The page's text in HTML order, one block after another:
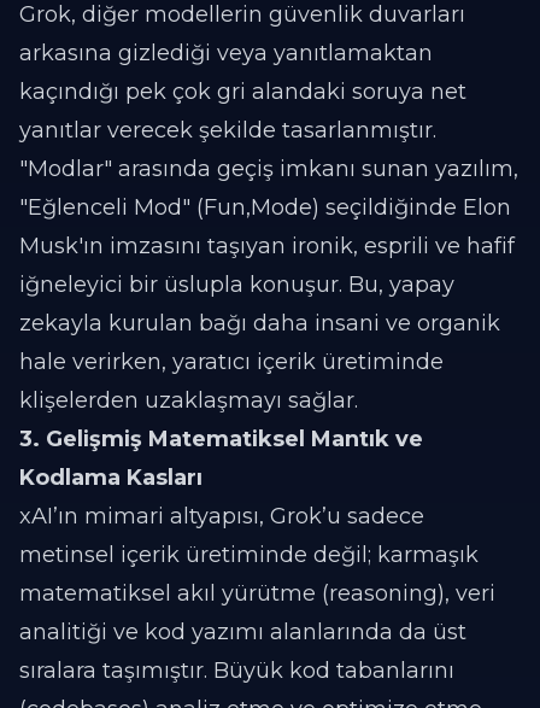
Grok, diğer modellerin güvenlik duvarları
arkasına gizlediği veya yanıtlamaktan
kaçındığı pek çok gri alandaki soruya net
yanıtlar verecek şekilde tasarlanmıştır.
"Modlar" arasında geçiş imkanı sunan yazılım,
"Eğlenceli Mod" (Fun,Mode) seçildiğinde Elon
Musk'ın imzasını taşıyan ironik, esprili ve hafif
iğneleyici bir üslupla konuşur. Bu, yapay
zekayla kurulan bağı daha insani ve organik
hale verirken, yaratıcı içerik üretiminde
klişelerden uzaklaşmayı sağlar.
3. Gelişmiş Matematiksel Mantık ve
Kodlama Kasları
xAI’ın mimari altyapısı, Grok’u sadece
metinsel içerik üretiminde değil; karmaşık
matematiksel akıl yürütme (reasoning), veri
analitiği ve kod yazımı alanlarında da üst
sıralara taşımıştır. Büyük kod tabanlarını